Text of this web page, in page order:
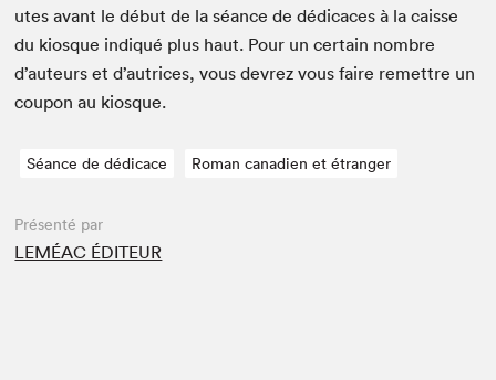
utes avant le début de la séance de dédi­caces à la caisse
du kiosque indiqué plus haut. Pour un cer­tain nom­bre
d’auteurs et d’autrices, vous devrez vous faire remet­tre un
coupon au kiosque.
Séance de dédicace Roman canadien et étranger
Présenté par
LEMÉAC ÉDITEUR